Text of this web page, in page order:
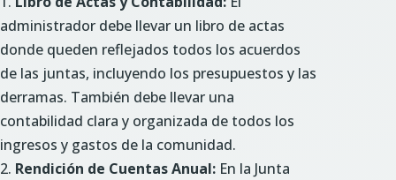
administrador debe llevar un libro de actas
donde queden reflejados todos los acuerdos
de las juntas, incluyendo los presupuestos y las
derramas. También debe llevar una
contabilidad clara y organizada de todos los
ingresos y gastos de la comunidad.
Rendición de Cuentas Anual: En la Junta